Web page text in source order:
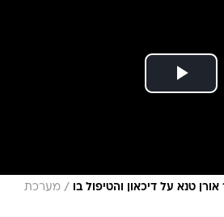
טנא על דיכאון והטיפול בו / מערכת